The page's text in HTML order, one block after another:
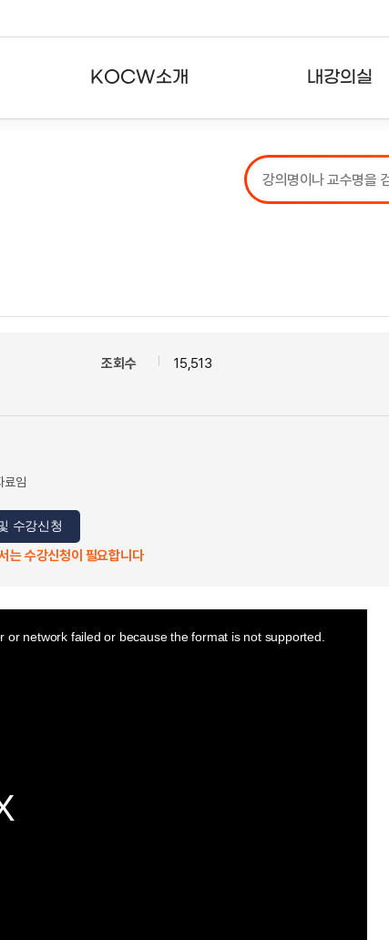
KOCW소개 내강의실
강의리스트
수강확인증강의
조회수 15,513
료임
수강신청
는 수강신청이 필요합니다
network failed or because the format is not supported.